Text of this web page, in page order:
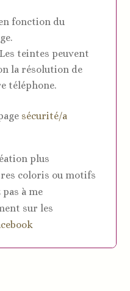
fonction du
Les teintes peuvent
la résolution de
téléphone.
sécurité/a
plus
coloris ou motifs
à me
sur les